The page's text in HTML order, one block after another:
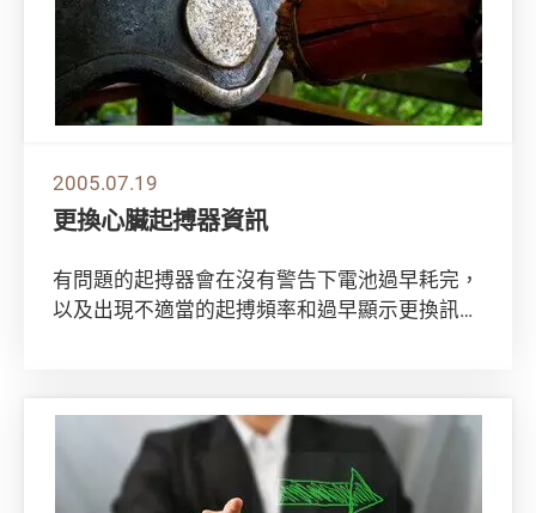
2005.07.19
更換心臟起搏器資訊
有問題的起搏器會在沒有警告下電池過早耗完，
以及出現不適當的起搏頻率和過早顯示更換訊